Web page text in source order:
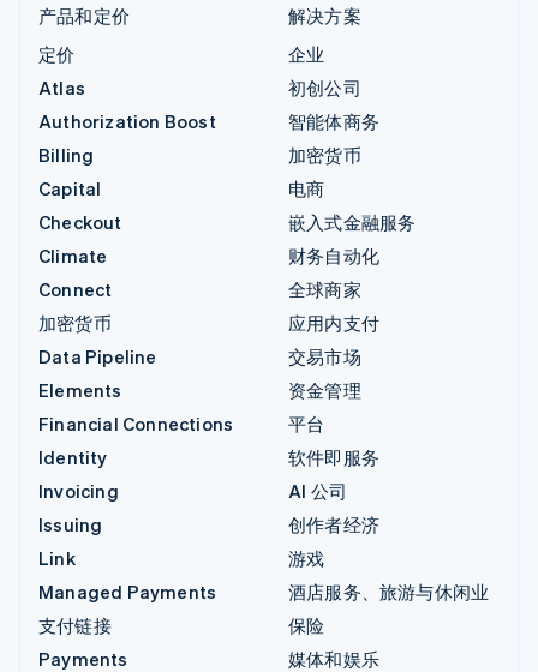
产品和定价
定价
Atlas
Authorization Boost
Billing
Capital
Checkout
Climate
Connect
加密货币
Data Pipeline
Elements
Financial Connections
Identity
Invoicing
Issuing
Link
Managed Payments
支付链接
Payments
解决方案
企业
初创公司
智能体商务
加密货币
电商
嵌入式金融服务
财务自动化
全球商家
应用内支付
交易市场
资金管理
平台
软件即服务
AI 公司
创作者经济
游戏
酒店服务、旅游与休闲业
保险
媒体和娱乐